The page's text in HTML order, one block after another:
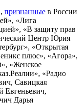
признанные в России
«Лига
«В защиту прав
Центр Юрия
«Открытая
плюс», «Агора»,
«Женское
«Радио
Савицкая
Евгеньевич,
Дарья